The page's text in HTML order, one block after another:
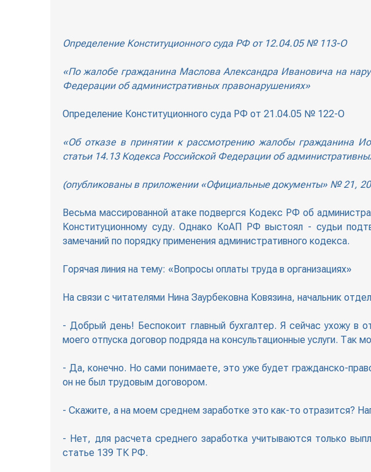
Определение Конституционного суда РФ от 12.04.05 № 113-О
«По жалобе гражданина Маслова Александра Ивановича на
Федерации об административных правонарушениях»
Определение Конституционного суда РФ от 21.04.05 № 122-О
«Об отказе в принятии к рассмотрению жалобы гражданина
статьи 14.13 Кодекса Российской Федерации об
(опубликованы в приложении «Официальные документы» № 21,
Весьма массированной атаке подвергся Кодекс РФ об
Конституционному суду. Однако КоАП РФ выстоял - судьи
замечаний по порядку применения административного кодекса.
Горячая линия на тему: «Вопросы оплаты труда в организациях»
На связи с читателями Нина Заурбековна Ковязина, начальник
- Добрый день! Беспокоит главный бухгалтер. Я сейчас ухожу
моего отпуска договор подряда на консультационные услуги. Так
- Да, конечно. Но сами понимаете, это уже будет гражданско-
он не был трудовым договором.
- Скажите, а на моем среднем заработке это как-то отразится?
- Нет, для расчета среднего заработка учитываются только
статье 139 ТК РФ.